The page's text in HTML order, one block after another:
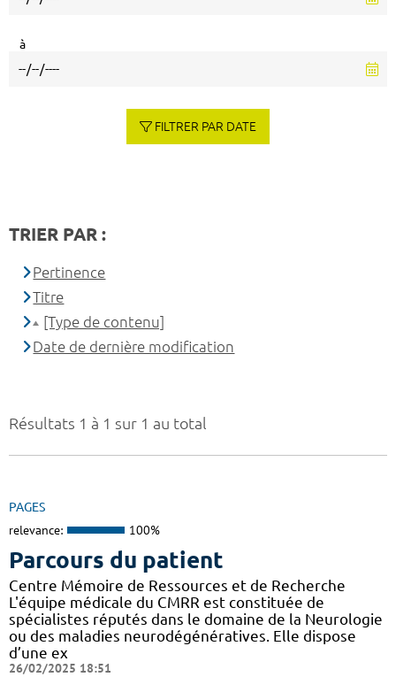
Résultats 1 à 1 sur 1 au total
PAGES
relevance: 100%
Parcours du patient
Centre Mémoire de Ressources et de Recherche
L'équipe médicale du CMRR est constituée de
spécialistes réputés dans le domaine de la Neurologie
ou des maladies neurodégénératives. Elle dispose
d’une ex
26/02/2025 18:51
à
FILTRER PAR DATE
TRIER PAR :
Pertinence
Titre
[Type de contenu]
Date de dernière modification